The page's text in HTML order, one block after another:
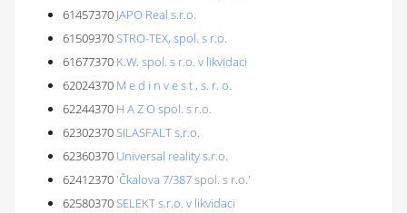
61457370 JAPO Real s.r.o.
61509370STRO-TEX, spol. s r.o.
61677370 K.W. spol. s r.o. v likvidaci
62024370 M e d i n v e s t , s. r. o.
62244370 H A Z O spol. s r.o.
62302370SILASFALT s.r.o.
62360370 Universal reality s.r.o.
62412370'Čkalova 7/387 spol. s r.o.'
62580370SELEKT s.r.o. v likvidaci